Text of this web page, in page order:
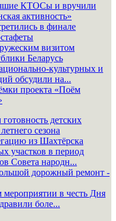
КТОСы и вручили
активность»
в финале
визитом
Беларусь
культурных и
обсудили на...
проекта «Поём
детских
сезона
из Шахтёрска
участков в период
Совета народн...
дорожный ремонт -
в честь Дня
боле...